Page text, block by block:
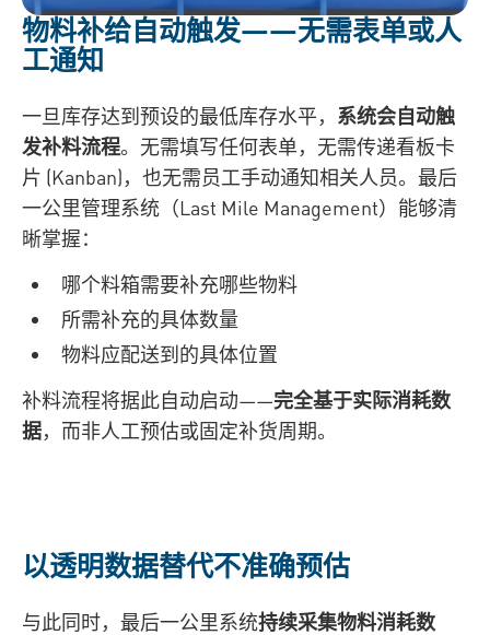
物料补给自动触发——无需表单或人
工通知
一旦库存达到预设的最低库存水平， 系统会自动触
发补料流程。无需填写任何表单，无需传递看板卡
片 (Kanban)，也无需员工手动通知相关人员。最后
一公里管理系统（Last Mile Management）能够清
晰掌握：
哪个料箱需要补充哪些物料
所需补充的具体数量
物料应配送到的具体位置
补料流程将据此自动启动——完全基于实际消耗数
据，而非人工预估或固定补货周期。
以透明数据替代不准确预估
与此同时，最后一公里系统持续采集物料消耗数